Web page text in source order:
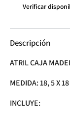
Verificar
Descripción
ATRIL CAJA
MEDIDA: 18, 5 X
INCLUYE: